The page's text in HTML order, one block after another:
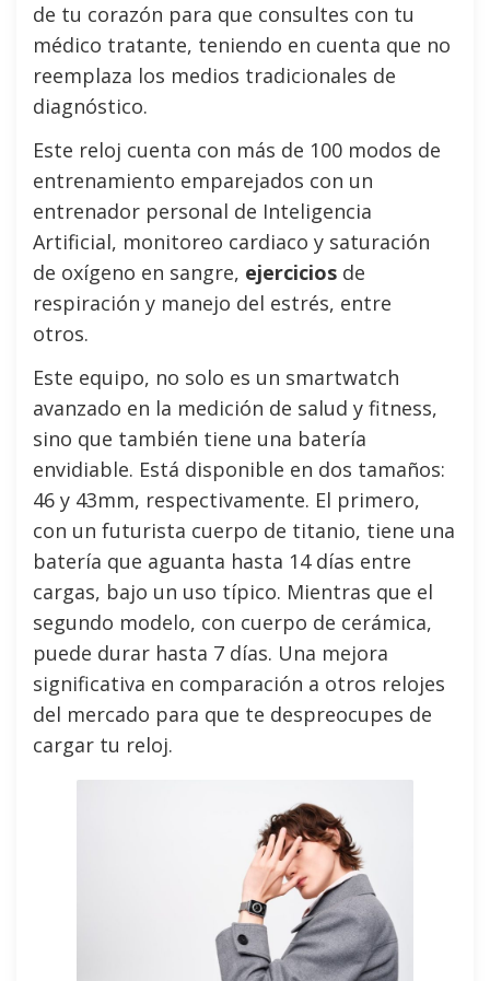
de tu corazón para que consultes con tu
médico tratante, teniendo en cuenta que no
reemplaza los medios tradicionales de
diagnóstico.
Este reloj cuenta con más de 100 modos de
entrenamiento emparejados con un
entrenador personal de Inteligencia
Artificial, monitoreo cardiaco y saturación
de oxígeno en sangre, ejercicios de
respiración y manejo del estrés, entre
otros.
Este equipo, no solo es un smartwatch
avanzado en la medición de salud y fitness,
sino que también tiene una batería
envidiable. Está disponible en dos tamaños:
46 y 43mm, respectivamente. El primero,
con un futurista cuerpo de titanio, tiene una
batería que aguanta hasta 14 días entre
cargas, bajo un uso típico. Mientras que el
segundo modelo, con cuerpo de cerámica,
puede durar hasta 7 días. Una mejora
significativa en comparación a otros relojes
del mercado para que te despreocupes de
cargar tu reloj.